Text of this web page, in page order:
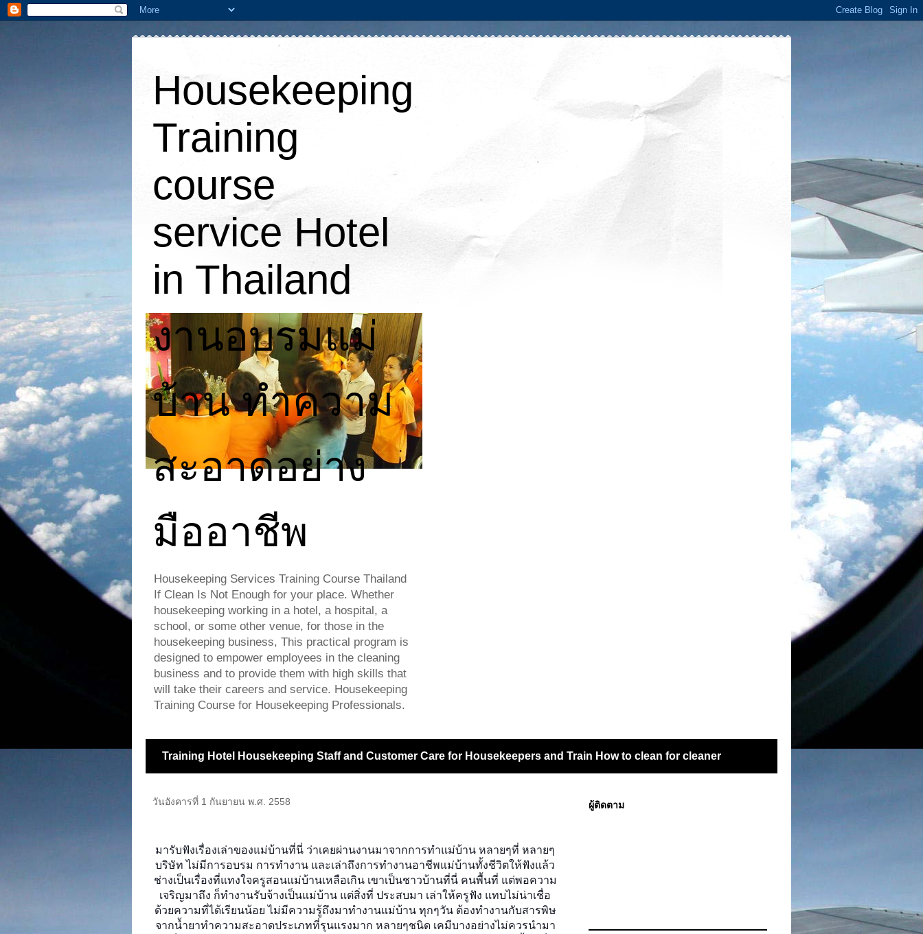
Housekeeping
Training
course
service Hotel
in Thailand
งานอบรมแม่
บ้าน ทำความ
สะอาดอย่าง
มืออาชีพ
Housekeeping Services Training Course Thailand
If Clean Is Not Enough for your place. Whether
housekeeping working in a hotel, a hospital, a
school, or some other venue, for those in the
housekeeping business, This practical program is
designed to empower employees in the cleaning
business and to provide them with high skills that
will take their careers and service. Housekeeping
Training Course for Housekeeping Professionals.
Training Hotel Housekeeping Staff and Customer Care for Housekeepers and Train How to clean for cleaner
วันอังคารที่ 1 กันยายน พ.ศ. 2558
มารับฟังเรื่องเล่าของแม่บ้านที่นี่ ว่าเคยผ่านงานมาจากการทำแม่บ้าน หลายๆที่ หลายๆ
บริษัท ไม่มีการอบรม การทำงาน และเล่าถึงการทำงานอาชีพแม่บ้านทั้งชีวิตให้ฟังแล้ว
ช่างเป็นเรื่องที่แทงใจครูสอนแม่บ้านเหลือเกิน เขาเป็นชาวบ้านที่นี่ คนพื้นที่ แต่พอความ
เจริญมาถึง ก็ทำงานรับจ้างเป็นแม่บ้าน แต่สิ่งที่ ประสบมา เล่าให้ครูฟัง แทบไม่น่าเชื่อ
ด้วยความที่ได้เรียนน้อย ไม่มีความรู้ถึงมาทำงานแม่บ้าน ทุกๆวัน ต้องทำงานกับสารพิษ
จากน้ำยาทำความสะอาดประเภทที่รุนแรงมาก หลายๆชนิด เคมีบางอย่างไม่ควรนำมา
ผู้ติดตาม